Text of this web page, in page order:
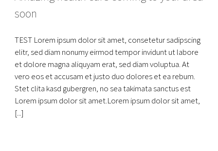
soon
TEST Lorem ipsum dolor sit amet, consetetur sadipscing
elitr, sed diam nonumy eirmod tempor invidunt ut labore
et dolore magna aliquyam erat, sed diam voluptua. At
vero eos et accusam et justo duo dolores et ea rebum.
Stet clita kasd gubergren, no sea takimata sanctus est
Lorem ipsum dolor sit amet.Lorem ipsum dolor sit amet,
[...]